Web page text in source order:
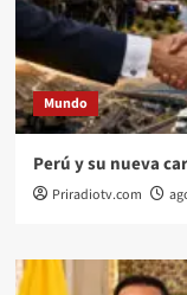
Mundo
Perú y su nueva
Priradiotv.com